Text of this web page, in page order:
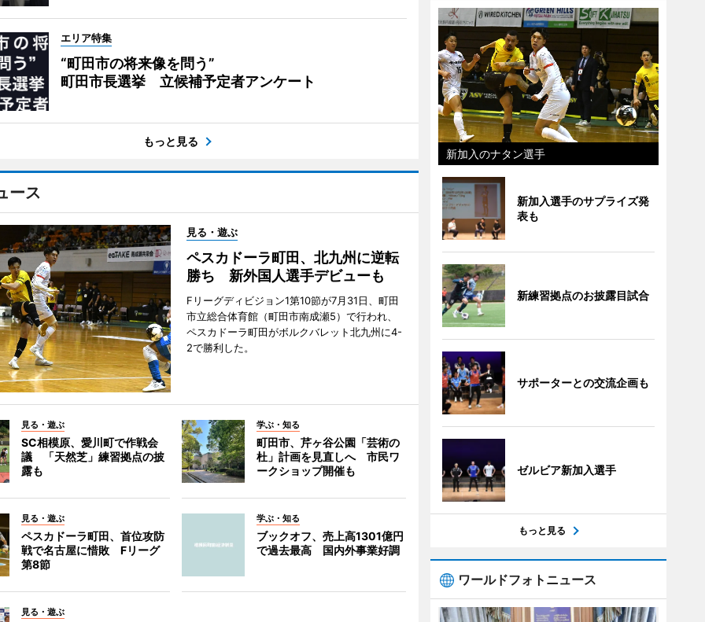
エリア特集
“町田市の将来像を問う”
町田市長選挙 立候補予定者アンケート
もっと見る
ース
見る・遊ぶ
ペスカドーラ町田、北九州に逆転
勝ち 新外国人選手デビューも
Fリーグディビジョン1第10節が7月31日、町田
市立総合体育館（町田市南成瀬5）で行われ、
ペスカドーラ町田がボルクバレット北九州に4-
2で勝利した。
見る・遊ぶ
SC相模原、愛川町で作戦会
議 「天然芝」練習拠点の披
露も
学ぶ・知る
町田市、芹ヶ谷公園「芸術の
杜」計画を見直しへ 市民ワ
ークショップ開催も
見る・遊ぶ
ペスカドーラ町田、首位攻防
戦で名古屋に惜敗 Fリーグ
第8節
学ぶ・知る
ブックオフ、売上高1301億円
で過去最高 国内外事業好調
見る・遊ぶ
新加入のナタン選手
新加入選手のサプライズ発
表も
新練習拠点のお披露目試合
サポーターとの交流企画も
ゼルビア新加入選手
もっと見る
ワールドフォトニュース